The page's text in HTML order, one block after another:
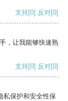
支持[0] 反对[0]
，让我能够快速熟
支持[0] 反对[0]
私保护和安全性保